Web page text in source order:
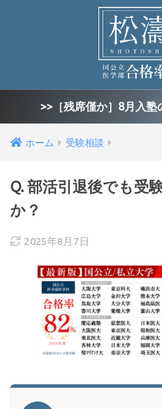
>>［残席僅か］8月入塾
ホーム 受験相談
Q. 部活引退後でも受
か？
2025年8月7日